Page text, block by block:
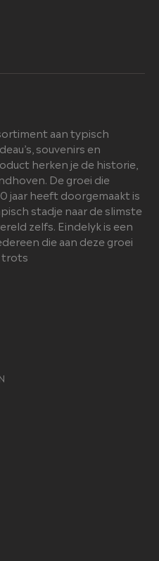
aan typisch
souvenirs en
herken je de historie,
De groei die
jaar heeft doorgemaakt is
stadje naar de slimste
zelfs. Eindelyk is een
die aan deze groei
trots